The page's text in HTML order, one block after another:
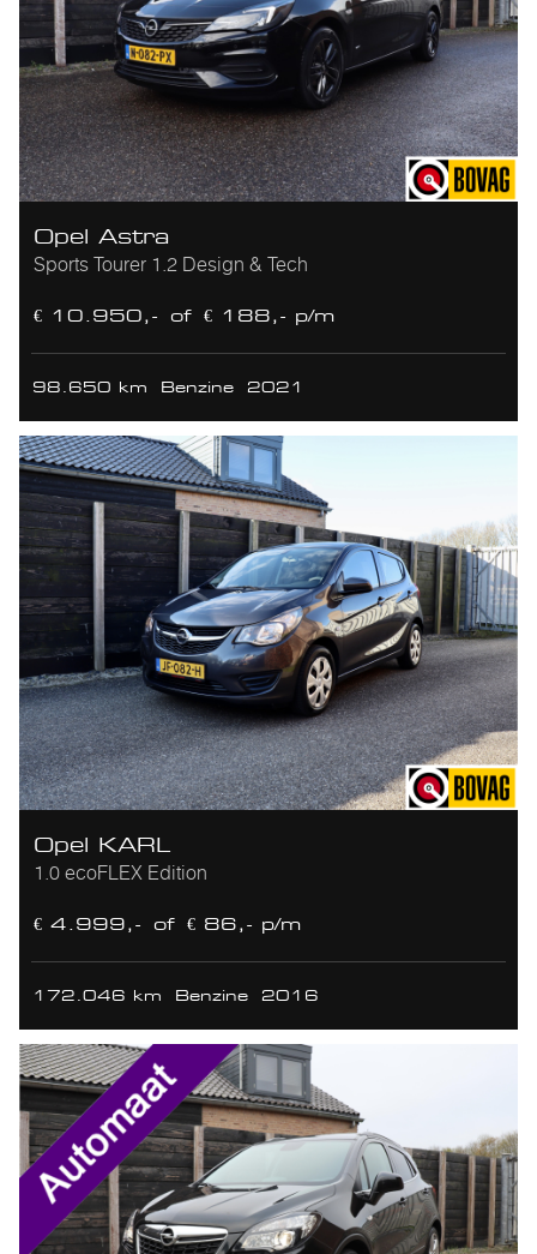
Opel Astra
Sports Tourer 1.2 Design & Tech
€ 10.950,- of € 188,- p/m
98.650 km Benzine 2021
Opel KARL
1.0 ecoFLEX Edition
€ 4.999,- of € 86,- p/m
172.046 km Benzine 2016